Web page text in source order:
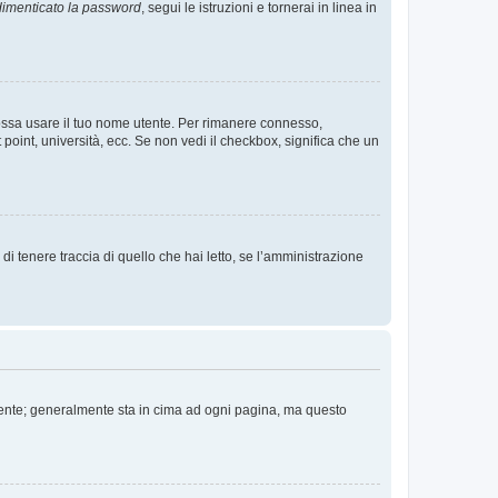
la password , segui le istruzioni e tornerai in linea in
usare il tuo nome utente. Per rimanere connesso,
università, ecc. Se non vedi il checkbox, significa che un
tenere traccia di quello che hai letto, se l’amministrazione
generalmente sta in cima ad ogni pagina, ma questo